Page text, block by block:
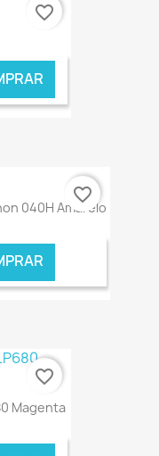
favorite_border
040H Amarelo
€ ONLINE
favorite_border
Magenta
favorite_border